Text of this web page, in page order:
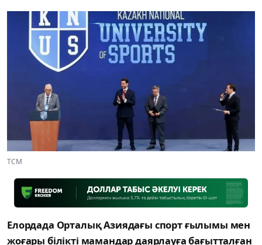
ТСМ
Елордада Орталық Азиядағы спорт ғылымы мен
жоғары білікті мамандар даярлауға бағытталған